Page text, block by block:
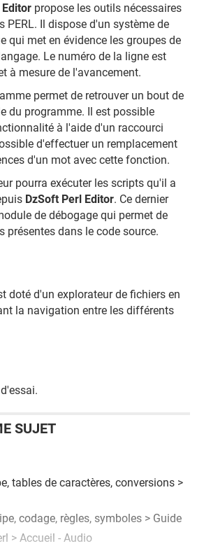
propose les outils nécessaires
PERL. Il dispose d'un système de
qui met en évidence les groupes de
Le numéro de la ligne est
à mesure de l'avancement.
permet de retrouver un bout de
du programme. Il est possible
à l'aide d'un raccourci
d'effectuer un remplacement
d'un mot avec cette fonction.
pourra exécuter les scripts qu'il a
DzSoft Perl Editor. Ce dernier
de débogage qui permet de
présentes dans le code source.
doté d'un explorateur de fichiers en
la navigation entre les différents
SUJET
tables de caractères, conversions >
codage, règles, symboles > Guide
> Accueil - Audio